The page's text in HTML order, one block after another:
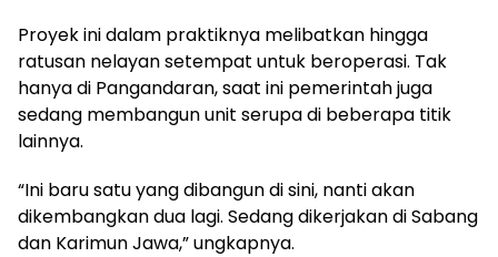
Proyek ini dalam praktiknya melibatkan hingga
ratusan nelayan setempat untuk beroperasi. Tak
hanya di Pangandaran, saat ini pemerintah juga
sedang membangun unit serupa di beberapa titik
lainnya.
“Ini baru satu yang dibangun di sini, nanti akan
dikembangkan dua lagi. Sedang dikerjakan di Sabang
dan Karimun Jawa,” ungkapnya.